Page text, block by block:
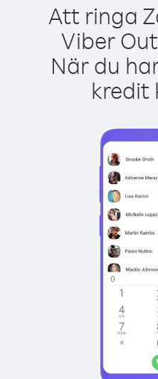
Att ringa
Viber
När du
kredit